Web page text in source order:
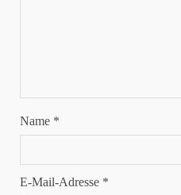
Name *
E-Mail-Adresse *